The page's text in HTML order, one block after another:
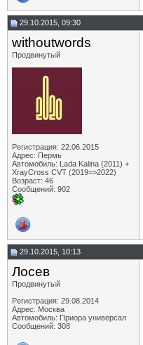
29.10.2015, 09:30
withoutwords
Продвинутый
Регистрация: 22.06.2015
Адрес: Пермь
Автомобиль: Lada Kalina (2011) +
XrayCross CVT (2019=>2022)
Возраст: 46
Сообщений: 902
29.10.2015, 10:13
Лосев
Продвинутый
Регистрация: 29.08.2014
Адрес: Москва
Автомобиль: Приора универсал
Сообщений: 308